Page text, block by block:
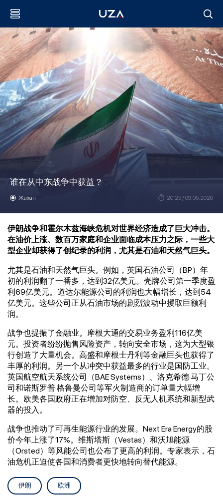
谁在从中东战争中获益？
Жахан 20:25 / 09.05.2026
伊朗战争和霍尔木兹海峡危机对世界经济造成了巨大冲击。
在油价上涨、数百万家庭和企业面临成本压力之际，一些大
型企业却获得了创纪录的利润，尤其是石油和天然气巨头。
尤其是石油和天然气巨头。例如，英国石油公司（BP）年
初的利润翻了一番多，达到32亿美元。壳牌公司第一季度盈
利69亿美元。道达尔能源公司的利润也大幅增长，达到54
亿美元。这些公司正从石油市场的剧烈波动中攫取巨额利
润。
战争也提振了金融业。摩根大通的交易业务盈利116亿美
元。投资者纷纷抛售风险资产，转向安全市场，这为大型银
行创造了大量机会。高盛和摩根士丹利等金融巨头也获得了
丰厚的利润。另一个从冲突中获益最多的行业是国防工业。
英国航空航天系统公司（BAE Systems）、洛克希德·马丁公
司和诺斯罗普·格鲁曼公司等军火制造商的订单量大幅增
长。欧美各国政府正在增加对防空、反无人机系统和新型武
器的投入。
战争也推动了可再生能源行业的发展。Next Era Energy的股
价今年上涨了17%。维斯塔斯（Vestas）和沃旭能源
（Orsted）等风能公司也公布了更高的利润。专家表示，石
油危机正迫使各国和消费者更快地转向替代能源。
伊朗 欧洲